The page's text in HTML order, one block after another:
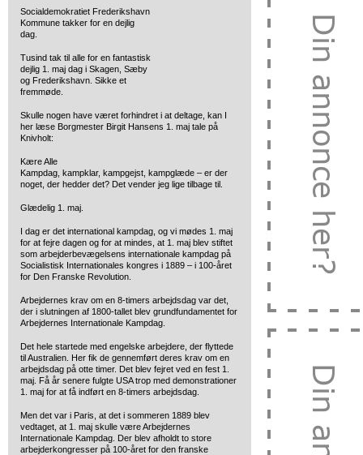
Socialdemokratiet Frederikshavn
Kommune takker for en dejlig
dag.
Tusind tak til alle for en fantastisk
dejlig 1. maj dag i Skagen, Sæby
og Frederikshavn. Sikke et
fremmøde.
Skulle nogen have været forhindret i at deltage, kan I
her læse Borgmester Birgit Hansens 1. maj tale på
Knivholt:
Kære Alle
Kampdag, kampklar, kampgejst, kampglæde – er der
noget, der hedder det? Det vender jeg lige tilbage til.
Glædelig 1. maj.
I dag er det international kampdag, og vi mødes 1. maj
for at fejre dagen og for at mindes, at 1. maj blev stiftet
som arbejderbevægelsens internationale kampdag på
Socialistisk Internationales kongres i 1889 – i 100-året
for Den Franske Revolution.
Arbejdernes krav om en 8-timers arbejdsdag var det,
der i slutningen af 1800-tallet blev grundfundamentet for
Arbejdernes Internationale Kampdag.
Det hele startede med engelske arbejdere, der flyttede
til Australien. Her fik de gennemført deres krav om en
arbejdsdag på otte timer. Det blev fejret ved en fest 1.
maj. Få år senere fulgte USA trop med demonstrationer
1. maj for at få indført en 8-timers arbejdsdag.
Men det var i Paris, at det i sommeren 1889 blev
vedtaget, at 1. maj skulle være Arbejdernes
Internationale Kampdag. Der blev afholdt to store
arbejderkongresser på 100-året for den franske